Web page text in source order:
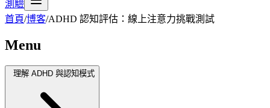
測驗
首頁/博客/ADHD 認知評估：線上注意力挑戰測試
Menu
理解 ADHD 與認知模式